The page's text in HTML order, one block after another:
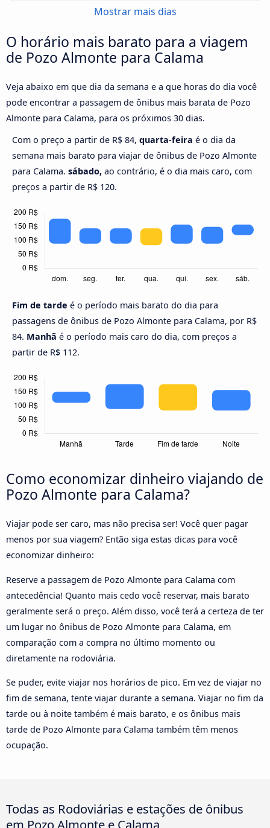
Mostrar mais dias
O horário mais barato para a viagem
de Pozo Almonte para Calama
Veja abaixo em que dia da semana e a que horas do dia você
pode encontrar a passagem de ônibus mais barata de Pozo
Almonte para Calama, para os próximos 30 dias.
Com o preço a partir de R$ 84, quarta-feira é o dia da
semana mais barato para viajar de ônibus de Pozo Almonte
para Calama. sábado, ao contrário, é o dia mais caro, com
preços a partir de R$ 120.
Fim de tarde é o período mais barato do dia para
passagens de ônibus de Pozo Almonte para Calama, por R$
84. Manhã é o período mais caro do dia, com preços a
partir de R$ 112.
Como economizar dinheiro viajando de
Pozo Almonte para Calama?
Viajar pode ser caro, mas não precisa ser! Você quer pagar
menos por sua viagem? Então siga estas dicas para você
economizar dinheiro:
Reserve a passagem de Pozo Almonte para Calama com
antecedência! Quanto mais cedo você reservar, mais barato
geralmente será o preço. Além disso, você terá a certeza de ter
um lugar no ônibus de Pozo Almonte para Calama, em
comparação com a compra no último momento ou
diretamente na rodoviária.
Se puder, evite viajar nos horários de pico. Em vez de viajar no
fim de semana, tente viajar durante a semana. Viajar no fim da
tarde ou à noite também é mais barato, e os ônibus mais
tarde de Pozo Almonte para Calama também têm menos
ocupação.
Todas as Rodoviárias e estações de ônibus